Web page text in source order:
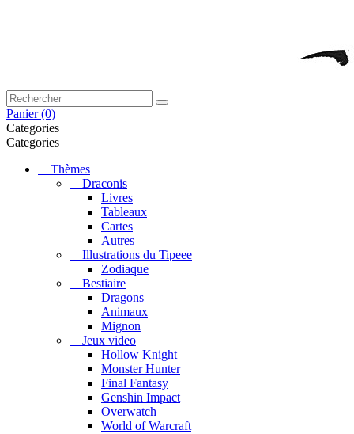
Panier (0)
Categories
Categories
Thèmes
Draconis
Livres
Tableaux
Cartes
Autres
Illustrations du Tipeee
Zodiaque
Bestiaire
Dragons
Animaux
Mignon
Jeux video
Hollow Knight
Monster Hunter
Final Fantasy
Genshin Impact
Overwatch
World of Warcraft